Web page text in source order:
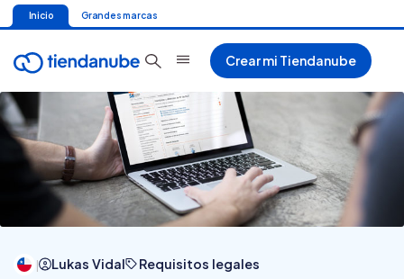
Inicio Grandes marcas
Crear mi Tiendanube
| Lukas Vidal Requisitos legales